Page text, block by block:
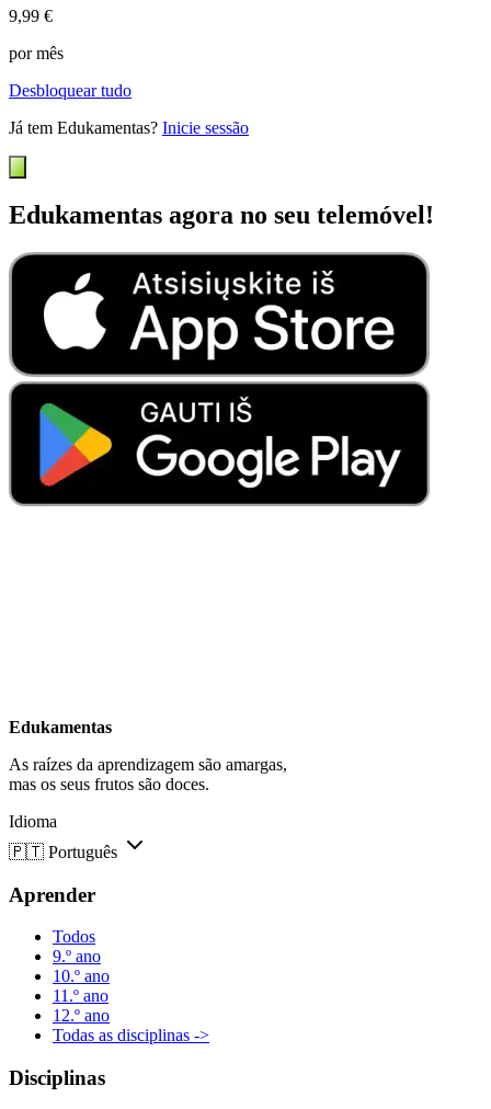
9,99 €
por mês
Desbloquear tudo
Já tem Edukamentas? Inicie sessão
Edukamentas agora no seu telemóvel!
Edukamentas
As raízes da aprendizagem são amargas,
mas os seus frutos são doces.
Idioma
🇵🇹 Português
Aprender
Todos
9.º ano
10.º ano
11.º ano
12.º ano
Todas as disciplinas ->
Disciplinas